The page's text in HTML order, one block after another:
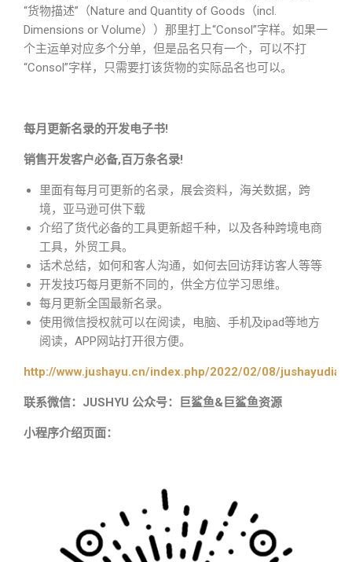
“货物描述”（Nature and Quantity of Goods（incl.
Dimensions or Volume））那里打上“Consol”字样。如果一
个主运单对应多个分单，但是品名只有一个，可以不打
“Consol”字样，只需要打该货物的实际品名也可以。
每月更新名录的开发电子书!
销售开发客户必备,百万条名录!
里面有每月可更新的名录，展会资料，海关数据，跨
境，亚马逊可供下载
介绍了货代必备的工具更新超千种，以及各种跨境电商
工具，外贸工具。
话术总结，如何和客人沟通，如何去回访拜访客人等等
开发技巧每月更新不同的，供全方位学习思维。
每月更新全国最新名录。
使用微信授权就可以在阅读，电脑、手机及ipad等地方
阅读，APP网站打开很方便。
http://www.jushayu.cn/index.php/2022/02/08/
联系微信：JUSHYU 公众号：巨鲨鱼&巨鲨鱼资源
小程序介绍页面：